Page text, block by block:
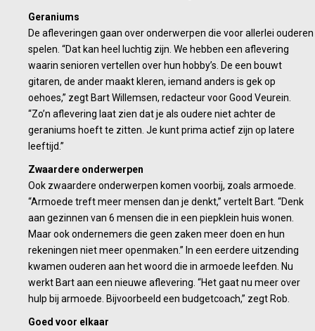
Geraniums
De afleveringen gaan over onderwerpen die voor allerlei ouderen
spelen. “Dat kan heel luchtig zijn. We hebben een aflevering
waarin senioren vertellen over hun hobby’s. De een bouwt
gitaren, de ander maakt kleren, iemand anders is gek op
oehoes,” zegt Bart Willemsen, redacteur voor Good Veurein.
“Zo’n aflevering laat zien dat je als oudere niet achter de
geraniums hoeft te zitten. Je kunt prima actief zijn op latere
leeftijd.”
Zwaardere onderwerpen
Ook zwaardere onderwerpen komen voorbij, zoals armoede.
“Armoede treft meer mensen dan je denkt,” vertelt Bart. “Denk
aan gezinnen van 6 mensen die in een piepklein huis wonen.
Maar ook ondernemers die geen zaken meer doen en hun
rekeningen niet meer openmaken.” In een eerdere uitzending
kwamen ouderen aan het woord die in armoede leefden. Nu
werkt Bart aan een nieuwe aflevering. “Het gaat nu meer over
hulp bij armoede. Bijvoorbeeld een budgetcoach,” zegt Rob.
Goed voor elkaar